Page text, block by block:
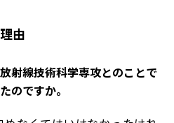
由
放射線技術科学専攻とのことで
のですか。